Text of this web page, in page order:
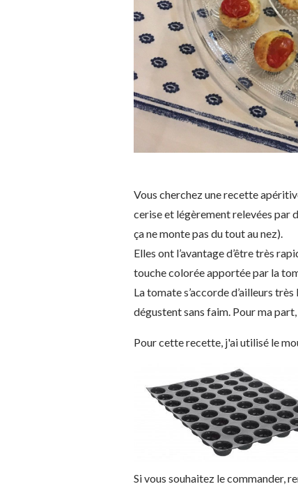
Vous cherchez une recette
cerise et légèrement relevées par
ça ne monte pas du tout au nez).
Elles ont l’avantage d’être très
touche colorée apportée par la
La tomate s’accorde d’ailleurs
dégustent sans faim. Pour ma
Pour cette recette, j'ai utilisé le
Si vous souhaitez le commander,